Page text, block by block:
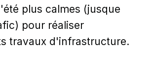
plus calmes (jusque
pour réaliser
travaux d'infrastructure.